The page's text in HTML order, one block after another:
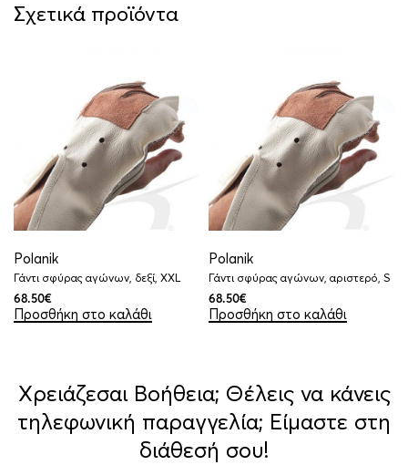
Σχετικά προϊόντα
Polanik
Γάντι σφύρας αγώνων, δεξί, XXL
68.50€
Προσθήκη στο καλάθι
Polanik
Γάντι σφύρας αγώνων, αριστερό, S
68.50€
Προσθήκη στο καλάθι
Χρειάζεσαι Βοήθεια; Θέλεις να κάνεις
τηλεφωνική παραγγελία; Είμαστε στη
διάθεσή σου!